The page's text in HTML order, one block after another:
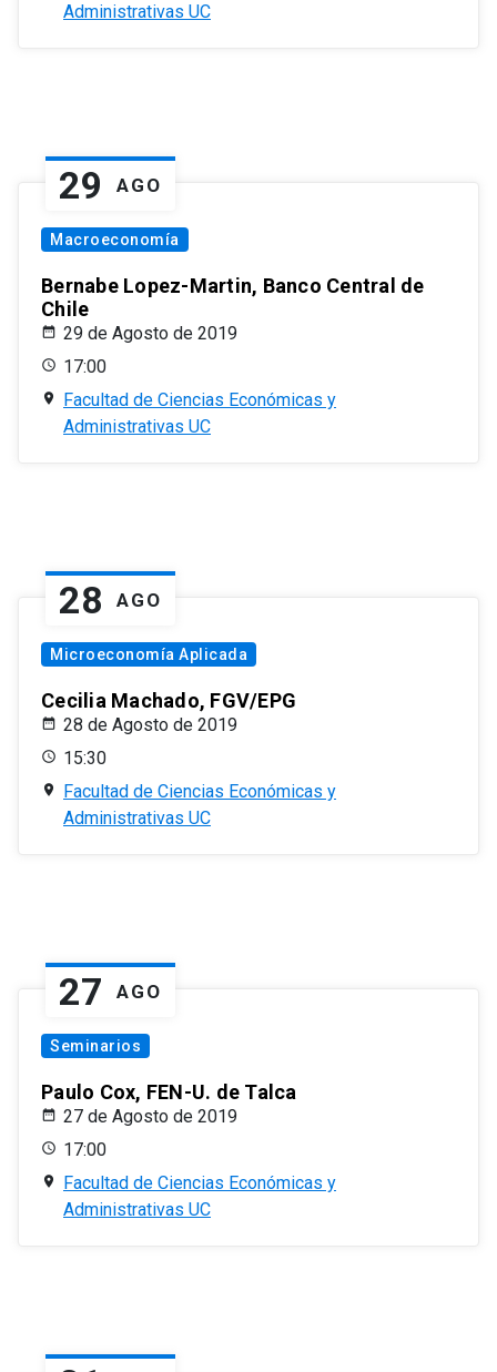
Administrativas UC
29 AGO
Macroeconomía
Bernabe Lopez-Martin, Banco Central de
Chile
29 de Agosto de 2019
17:00
Facultad de Ciencias Económicas y
Administrativas UC
28 AGO
Microeconomía Aplicada
Cecilia Machado, FGV/EPG
28 de Agosto de 2019
15:30
Facultad de Ciencias Económicas y
Administrativas UC
27 AGO
Seminarios
Paulo Cox, FEN-U. de Talca
27 de Agosto de 2019
17:00
Facultad de Ciencias Económicas y
Administrativas UC